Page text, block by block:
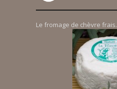
Le fromage de chèvre frais.